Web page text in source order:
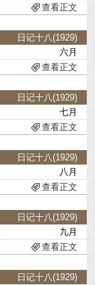
查看正文
日记十八(1929)
六月
查看正文
日记十八(1929)
七月
查看正文
日记十八(1929)
八月
查看正文
日记十八(1929)
九月
查看正文
日记十八(1929)